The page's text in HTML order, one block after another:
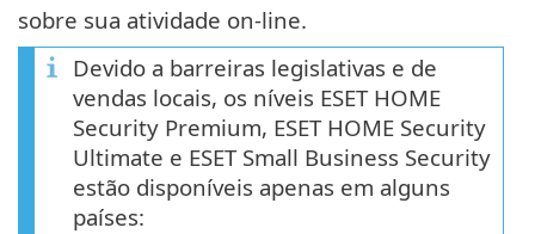
sobre sua atividade on-line.
Devido a barreiras legislativas e de
vendas locais, os níveis ESET HOME
Security Premium, ESET HOME Security
Ultimate e ESET Small Business Security
estão disponíveis apenas em alguns
países: